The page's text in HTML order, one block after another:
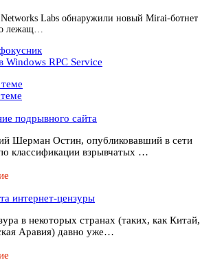
Labs обнаружили новый Mirai-ботнет
лежащ…
Windows RPC Service
подрывного сайта
Шерман Остин, опубликовавший в сети
классификации взрывчатых …
интернет-цензуры
в некоторых странах (таких, как Китай,
Аравия) давно уже…